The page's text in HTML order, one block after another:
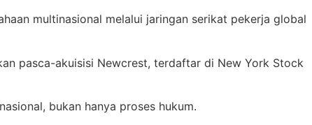
multinasional melalui jaringan serikat pekerja global
pasca-akuisisi Newcrest, terdaftar di New York Stock
bukan hanya proses hukum.